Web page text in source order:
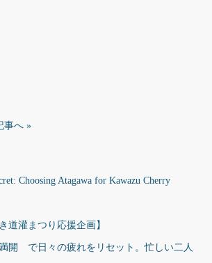
事へ »
Choosing Atagawa for Kawazu Cherry
道灌まつり応援企画】
開 で日々の疲れをリセット。忙しい二人